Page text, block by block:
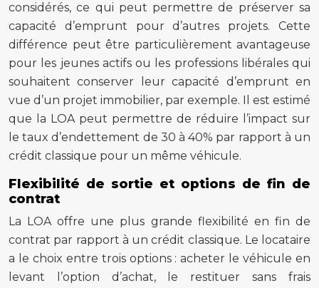
considérés, ce qui peut permettre de préserver sa
capacité d’emprunt pour d’autres projets. Cette
différence peut être particulièrement avantageuse
pour les jeunes actifs ou les professions libérales qui
souhaitent conserver leur capacité d’emprunt en
vue d’un projet immobilier, par exemple. Il est estimé
que la LOA peut permettre de réduire l’impact sur
le taux d’endettement de 30 à 40% par rapport à un
crédit classique pour un même véhicule.
Flexibilité de sortie et options de fin de
contrat
La LOA offre une plus grande flexibilité en fin de
contrat par rapport à un crédit classique. Le locataire
a le choix entre trois options : acheter le véhicule en
levant l’option d’achat, le restituer sans frais